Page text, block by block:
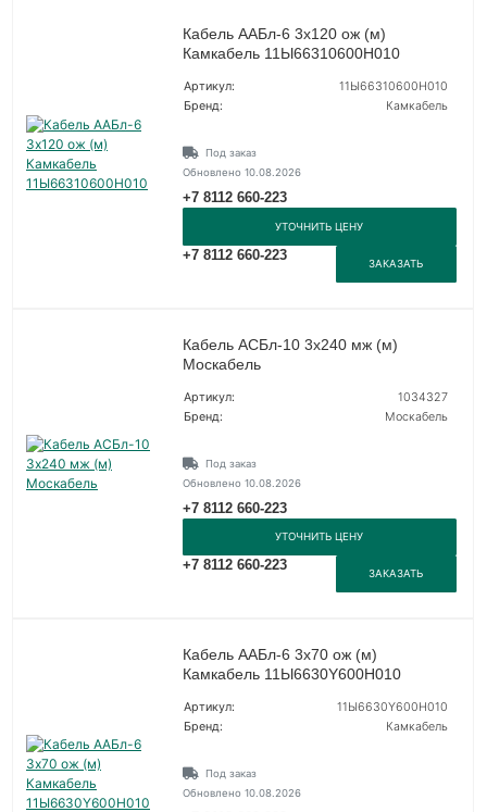
Кабель ААБл-6 3х120 ож (м)
Камкабель 11Ы66310600H010
Артикул:
11Ы66310600H010
Бренд:
Камкабель
Под заказ
Обновлено 10.08.2026
+7 8112 660-223
УТОЧНИТЬ ЦЕНУ
+7 8112 660-223
ЗАКАЗАТЬ
Кабель АСБл-10 3х240 мж (м)
Москабель
Артикул:
1034327
Бренд:
Москабель
Под заказ
Обновлено 10.08.2026
+7 8112 660-223
УТОЧНИТЬ ЦЕНУ
+7 8112 660-223
ЗАКАЗАТЬ
Кабель ААБл-6 3х70 ож (м)
Камкабель 11Ы6630Y600H010
Артикул:
11Ы6630Y600H010
Бренд:
Камкабель
Под заказ
Обновлено 10.08.2026